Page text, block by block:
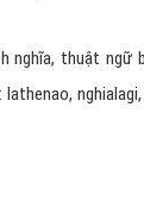
nghĩa, thuật ngữ